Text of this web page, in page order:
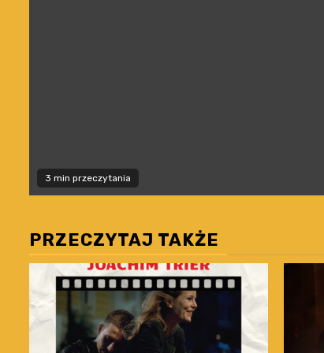
3 min przeczytania
PRZECZYTAJ TAKŻE